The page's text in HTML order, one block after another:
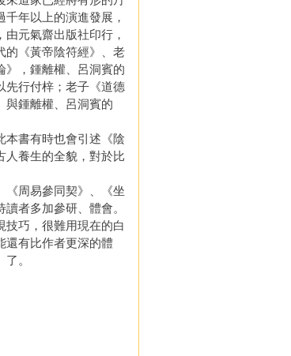
年以上的演進發展，
元氣齋出版社印行，
的《黃帝陰符經》、老
》，鍾離權、呂洞賓的
先行付梓；老子《道德
與鍾離權、呂洞賓的
書有時也會引述《陰
人養生的全貌，對於比
周易參同契》、《坐
者多加參研、體會。
技巧，很難用現在的白
還有比作者更深的體
。